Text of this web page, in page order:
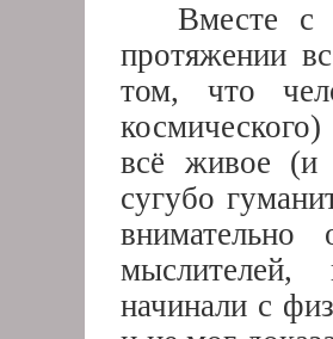
Вместе
протяжении
том, что
всё живое (и
сугубо
мыслителей,
начинали с